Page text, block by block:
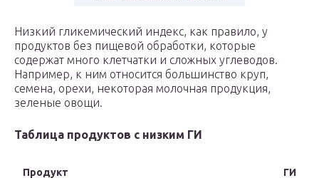
Низкий гликемический индекс, как правило, у
продуктов без пищевой обработки, которые
содержат много клетчатки и сложных углеводов.
Например, к ним относится большинство круп,
семена, орехи, некоторая молочная продукция,
зеленые овощи.
Таблица продуктов с низким ГИ
Продукт ГИ